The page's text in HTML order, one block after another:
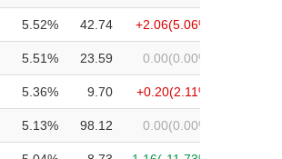
5.52% 42.74 +2.06(5.06%)
5.51% 23.59 0.00(0.00%)
5.36% 9.70 +0.20(2.11%)
5.13% 98.12 0.00(0.00%)